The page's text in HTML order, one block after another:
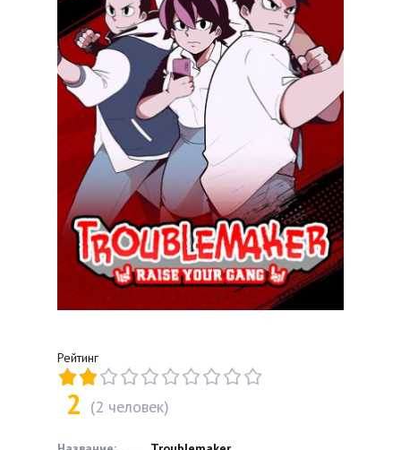
Рейтинг
2 (2 человек)